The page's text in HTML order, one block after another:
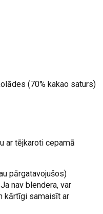
(70% kakao saturs)
ar tējkaroti cepamā
pārgatavojušos)
nav blendera, var
kārtīgi samaisīt ar